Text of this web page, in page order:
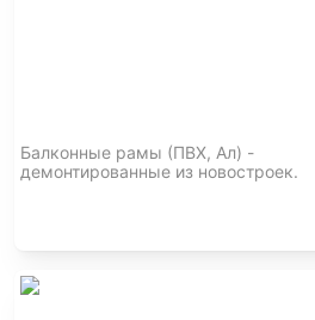
Балконные рамы (ПВХ, Ал) -
демонтированные из новостроек.